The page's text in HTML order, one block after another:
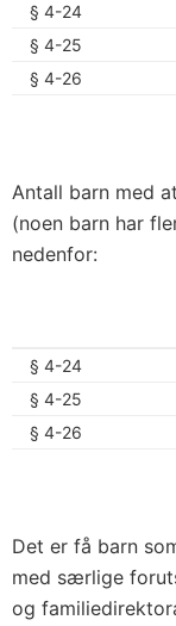
§ 4-24
§ 4-25
§ 4-26
Antall barn med
(noen barn har
nedenfor:
§ 4-24
§ 4-25
§ 4-26
Det er få barn
med særlige
og